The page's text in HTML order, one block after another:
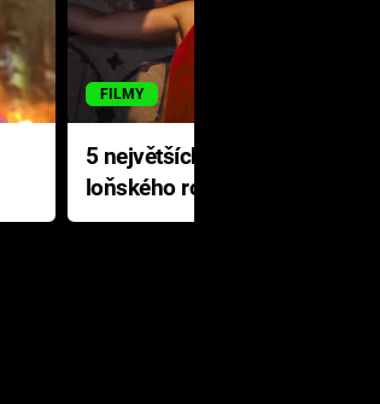
FILMY
5 největších propadáků
loňského roku: Disney na
jediné katastrofě prodělal 200